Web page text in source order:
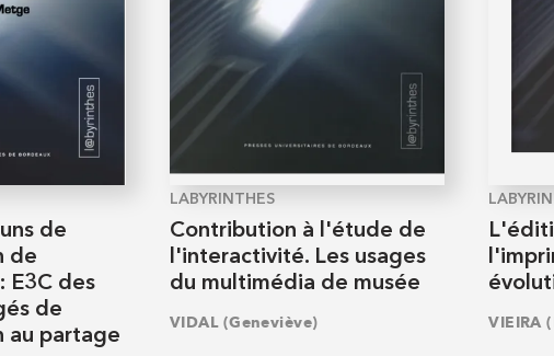
de
de
E3C des
de
au partage
LABYRINTHES
Contribution à l'étude de
l'interactivité. Les usages
du multimédia de musée
VIDAL (Geneviève) VIEIRA